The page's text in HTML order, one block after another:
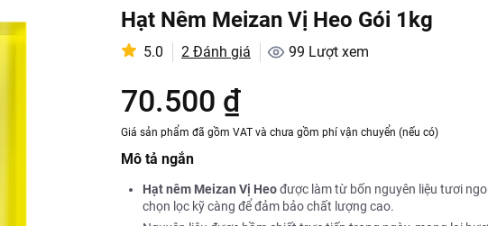
Hạt Nêm Meizan Vị Heo Gói 1kg
5.0 2 Đánh giá 99 Lượt xem
70.500 ₫
Giá sản phẩm đã gồm VAT và chưa gồm phí vận chuyển (nếu có)
Mô tả ngắn
Hạt nêm Meizan Vị Heođược làm từ bốn nguyên liệu tươi
chọn lọc kỹ càng để đảm bảo chất lượng cao.